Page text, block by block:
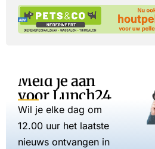
Meld je aan
voor Lunch24
Wil je elke dag om
12.00 uur het laatste
nieuws ontvangen in